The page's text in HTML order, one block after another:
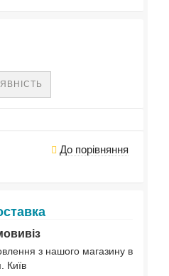
До порівняння
з нашого магазину в
Київ